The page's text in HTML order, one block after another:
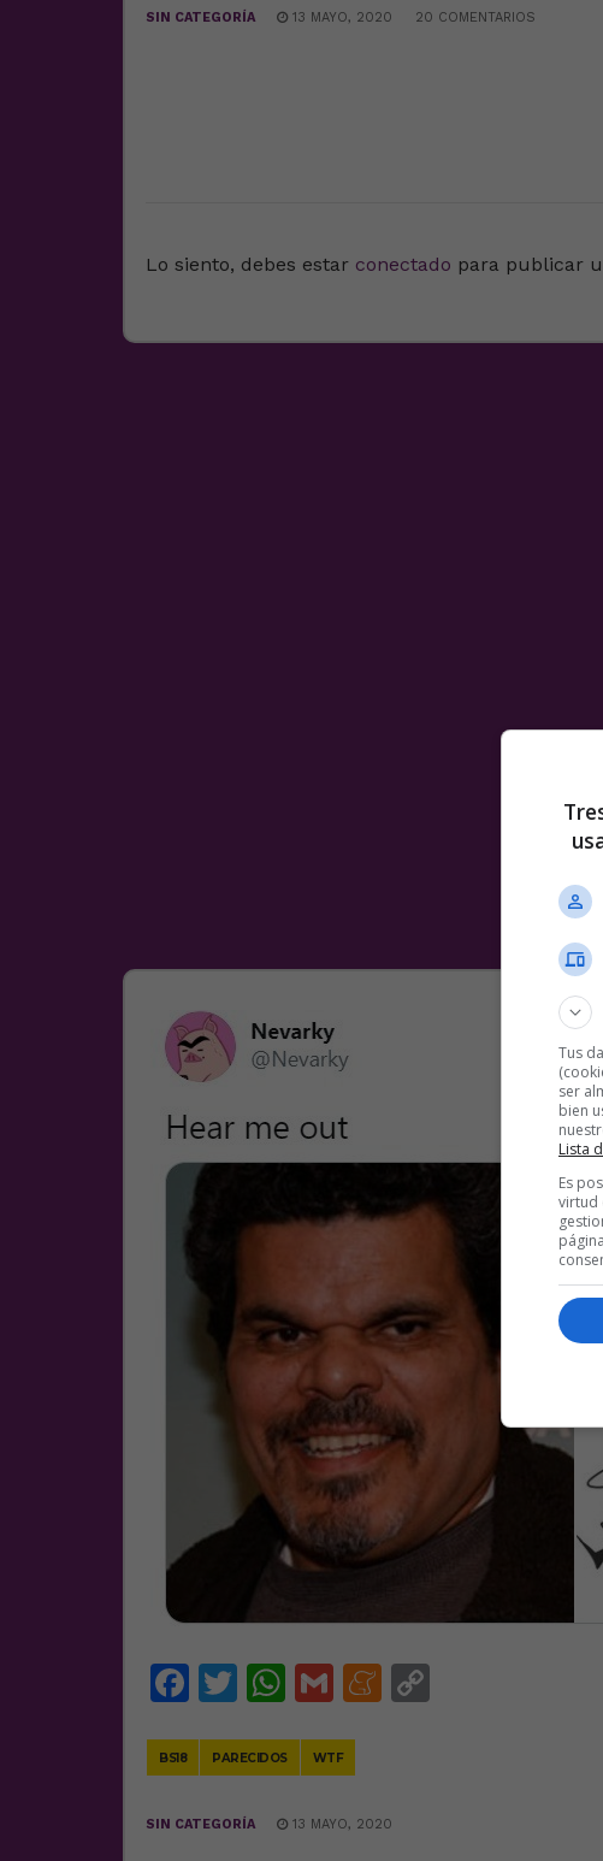
SIN CATEGORÍA 13 MAYO, 2020 20 COMENTARIOS
Lo siento, debes estar conectado para publicar
Facebook
Twitter
WhatsApp
GmailMeneame
BS18 PARECIDOS WTF
SIN CATEGORÍA 13 MAYO, 2020
Tus
ser
bien
Lista
Es
virtud